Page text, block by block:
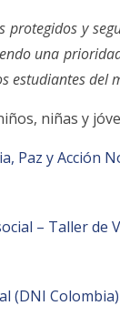
protegidos y
una
estudiantes del
niñas y
Paz y Acción
– Taller de
(DNI Colombia)